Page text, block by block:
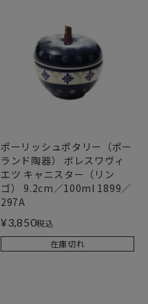
ポーリッシュポタリー（ポー
ランド陶器） ボレスワヴィ
エツ キャニスター（リン
ゴ） 9.2cm／100ml 1899／
297A
¥3,850税込
在庫切れ